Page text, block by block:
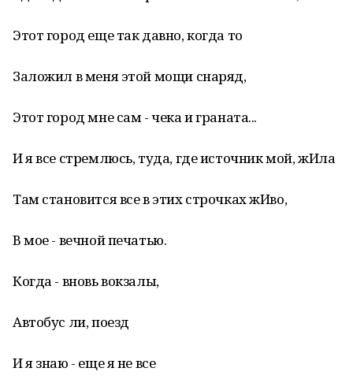
Этот город еще так давно, когда то
Заложил в меня этой мощи снаряд,
Этот город мне сам - чека и граната...
И я все стремлюсь, туда, где источник мой, жИла
Там становится все в этих строчках жИво,
В мое - вечной печатью.
Когда - вновь вокзалы,
Автобус ли, поезд
И я знаю - еще я не все